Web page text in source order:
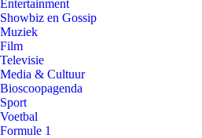
Entertainment
Showbiz en Gossip
Muziek
Film
Televisie
Media & Cultuur
Bioscoopagenda
Sport
Voetbal
Formule 1